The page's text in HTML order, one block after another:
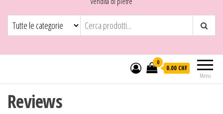
Menu
0
0.00 CHF
Reviews